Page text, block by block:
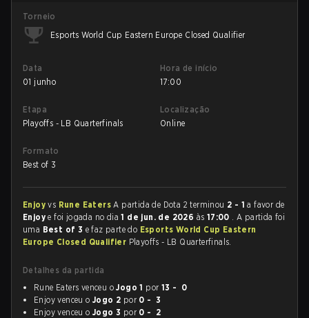
Torneio
Esports World Cup Eastern Europe Closed Qualifier
Data
01 junho
Hora de início
17:00
Etapa
Playoffs - LB Quarterfinals
Localização
Online
Formato
Best of 3
Enjoyvs Rune EatersA partida de Dota 2 terminou 2 - 1 a favor de
Enjoye foi jogada no dia1 de jun. de 2026 às 17:00 . A partida foi
uma Best of 3 e faz parte do Esports World Cup Eastern
Europe Closed Qualifier Playoffs - LB Quarterfinals.
Detalhes da partida
Rune Eaters venceu oJogo 1 por 13 - 0
Enjoy venceu o Jogo 2 por 0 - 3
Enjoy venceu o Jogo 3 por 0 - 2